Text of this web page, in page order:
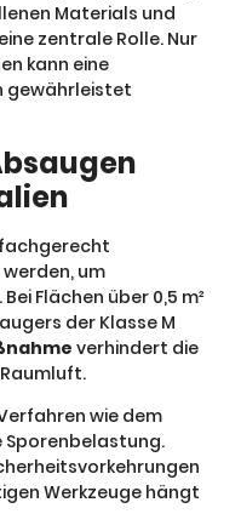
Materials und
zentrale Rolle. Nur
kann eine
gewährleistet
um
Flächen über 0,5 m²
der Klasse M
verhindert die
wie dem
Sporenbelastung.
Werkzeuge hängt